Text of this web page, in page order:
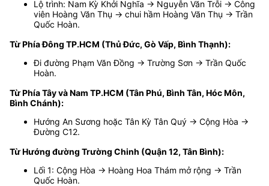
Lộ trình: Nam Kỳ Khởi Nghĩa → Nguyễn Văn Trỗi → Công
viên Hoàng Văn Thụ → chui hầm Hoàng Văn Thụ → Trần
Quốc Hoàn.
Từ Phía Đông TP.HCM (Thủ Đức, Gò Vấp, Bình Thạnh):
Đi đường Phạm Văn Đồng → Trường Sơn → Trần Quốc
Hoàn.
Từ Phía Tây và Nam TP.HCM (Tân Phú, Bình Tân, Hóc Môn,
Bình Chánh):
Hướng An Sương hoặc Tân Kỳ Tân Quý → Cộng Hòa →
Đường C12.
Từ Hướng đường Trường Chinh (Quận 12, Tân Bình):
Lối 1: Cộng Hòa → Hoàng Hoa Thám mở rộng → Trần
Quốc Hoàn.